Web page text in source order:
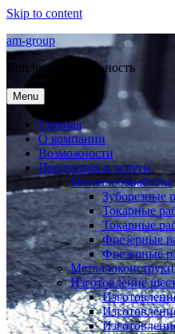
Skip to content
am-group
Воплощая в реальность
Menu
Главная
О компании
Возможности
Продукция и услуги
Металлообработка
Зуборезные
Токарные
Токарные
Фрезерные
Фрезерные
Изготовление